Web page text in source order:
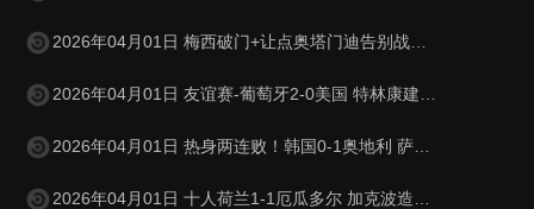
2026年04月01日 梅西破门+让点奥塔门迪告别战点射 阿根廷5-0赞比亚3月友谊赛两胜
2026年04月01日 友谊赛-葡萄牙2-0美国 特林康建功菲利克斯破门B费助攻双响
2026年04月01日 热身两连败！韩国0-1奥地利 萨比策制胜孙兴慜金玟哉失良机
2026年04月01日 十人荷兰1-1厄瓜多尔 加克波造乌龙邓弗里斯直红弗莱肯送点